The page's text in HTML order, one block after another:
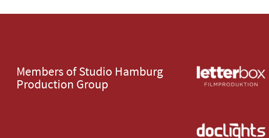
Members of Studio Hamburg
Production Group